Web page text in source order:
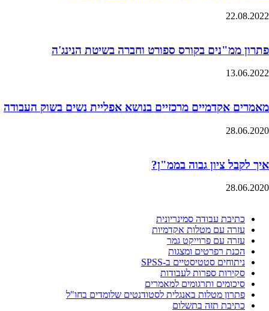
22.08.2022
פתרון ממ"נים בקורס ספורט וחברה בשיטת הנינג'ה
13.06.2022
מאמרים אקדמיים מרכזיים בנושא אפליית נשים בשוק העבודה
28.06.2020
איך לקבל ציון גבוה בממ"ן?
28.06.2020
כתיבת עבודה סמינריונית
עזרה עם מטלות אקדמיות
עזרה עם פרוייקט גמר
הכנת רפרטים ומצגות
ניתוחים סטטיסטיים ב-SPSS
סקירות ספרות לעבודות
סיכומים ותרגומים למאמרים
פתרון מטלות באנגלית לסטודנטים שלומדים בחו"ל
כתיבת תזה בתשלום